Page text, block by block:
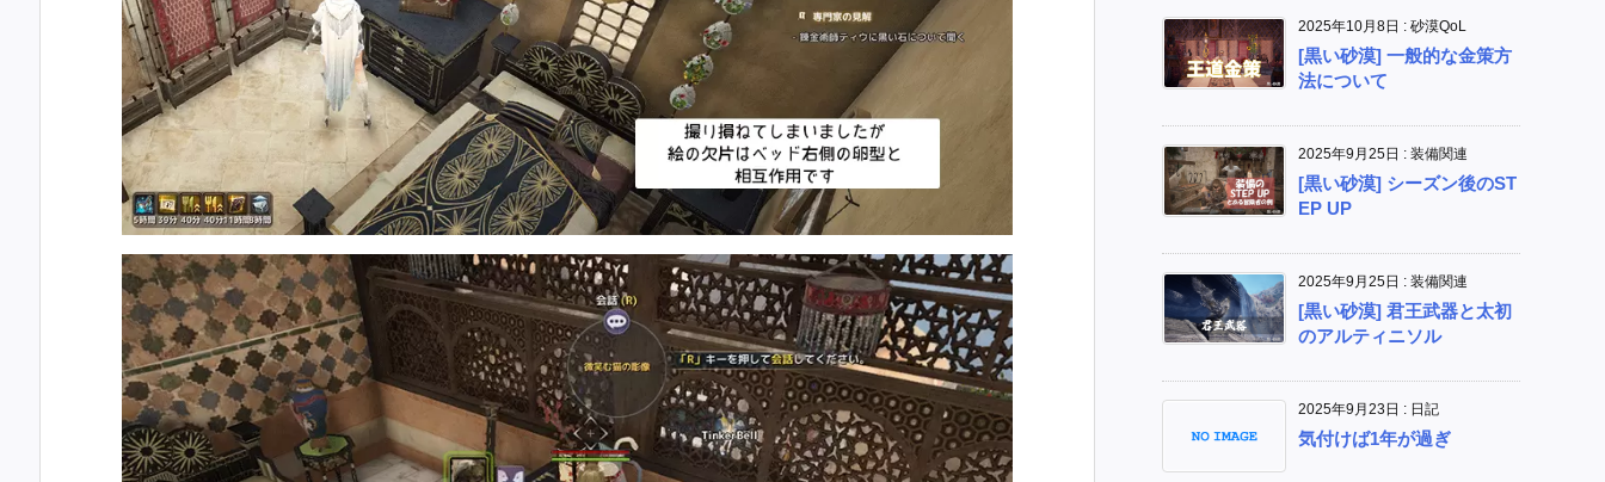
2025年10月8日 : 砂漠QoL
[黒い砂漠] 一般的な金策方
法について
2025年9月25日 : 装備関連
[黒い砂漠] シーズン後のST
EP UP
2025年9月25日 : 装備関連
[黒い砂漠] 君王武器と太初
のアルティニソル
2025年9月23日 : 日記
気付けば1年が過ぎ